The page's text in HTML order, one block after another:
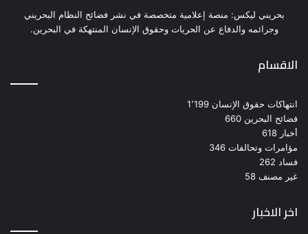
بحريني ليكس: منصة إعلامية متخصصة في نشر فضائح النظام البحريني
وجرائمه والدفاع عن الحريات وحقوق الإنسان المنتهكة في البحرين.
الاقسام
انتهاكات حقوق الإنسان 1٬199
فضائح البحرين 660
أخبار 618
مؤامرات وتحالفات 346
فساد 262
غير مصنف 58
اخر الاخبار